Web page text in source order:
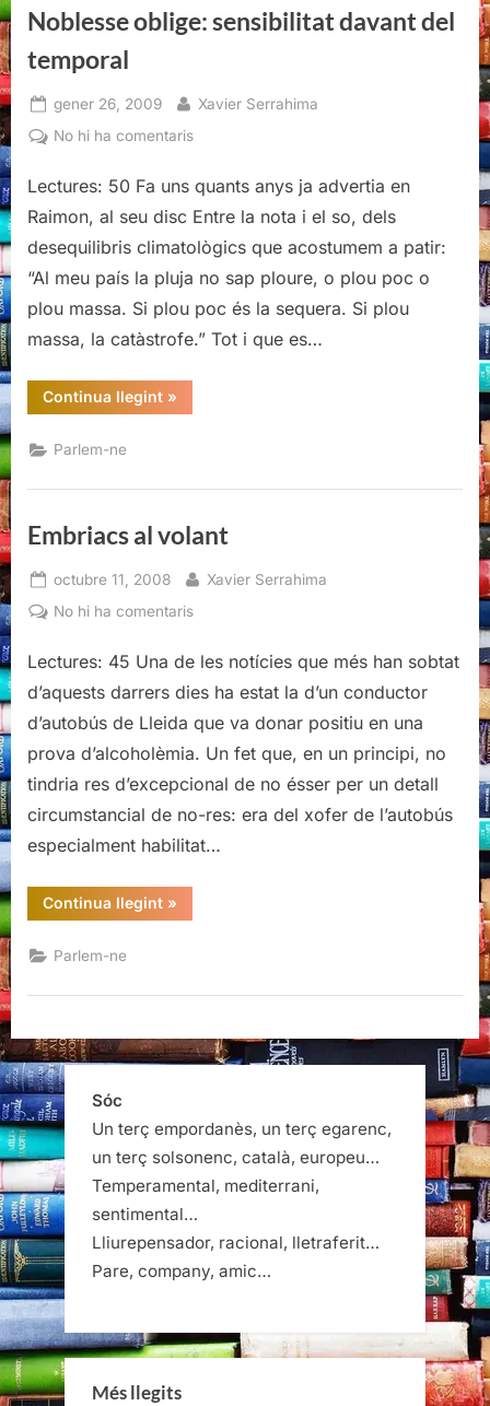
Noblesse oblige: sensibilitat davant del
temporal
Posted
on
gener 26, 2009 By
Xavier Serrahima
No hi ha comentarisa
oblige:
sensibilitat
del
temporal
Lectures: 50 Fa uns quants anys ja advertia en
Raimon, al seu disc Entre la nota i el so, dels
desequilibris climatològics que acostumem a patir:
“Al meu país la pluja no sap ploure, o plou poc o
plou massa. Si plou poc és la sequera. Si plou
massa, la catàstrofe.” Tot i que es…
Continua llegint“Noblesse
oblige:
»
Parlem-ne
Embriacs al volant
Posted
on
octubre 11, 2008 By
Xavier Serrahima
No hi ha comentarisa
al
volant
Lectures: 45 Una de les notícies que més han sobtat
d’aquests darrers dies ha estat la d’un conductor
d’autobús de Lleida que va donar positiu en una
prova d’alcoholèmia. Un fet que, en un principi, no
tindria res d’excepcional de no ésser per un detall
circumstancial de no-res: era del xofer de l’autobús
especialment habilitat…
Continua llegint“Embriacs
al
»
Parlem-ne
Sóc
Un terç empordanès, un terç egarenc,
un terç solsonenc, català, europeu…
Temperamental, mediterrani,
sentimental…
Lliurepensador, racional, lletraferit…
Pare, company, amic…
Més llegits